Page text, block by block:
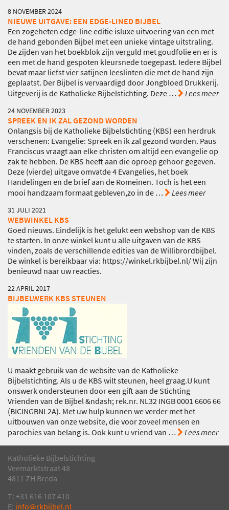
8 NOVEMBER 2024
NIEUWE UITGAVE: EEN EDGE-LINED BIJBEL
Een zogeheten edge-line editie isluxe uitvoering van een met
de hand gebonden Bijbel met een unieke vintage uitstraling.
De zijden van het boekblok zijn verguld met goudfolie en er is
een met de hand gespoten kleursnede toegepast. Iedere Bijbel
bevat maar liefst vier satijnen leeslinten die met de hand zijn
geplaatst. Der Bijbel is vervaardigd door Jongbloed Drukkerij.
Uitgeverij is de Katholieke Bijbelstichting. Deze… Lees meer
24 NOVEMBER 2023
SPREEK EN IK ZAL GEZOND WORDEN
Onlangsis bij de Katholieke Bijbelstichting (KBS) een herdruk
verschenen: Evangelie: Spreek en ik zal gezond worden. Paus
Franciscus vraagt aan elke christen om altijd een evangelie op
zak te hebben. De KBS heeft aan die oproep gehoor gegeven.
Deze (vierde) uitgave omvatde 4 Evangelies, het boek
Handelingen en de brief aan de Romeinen. Toch is het een
mooi handzaam formaat gebleven,zo in de… Lees meer
31 JULI 2021
WEBWINKEL KBS
Goed nieuws. Eindelijk is het gelukt een webshop van de KBS
te starten. In onze winkel kunt u alle uitgaven van de KBS
vinden, zoals de verschillende edities van de Willibrordbijbel.
De winkel is bereikbaar via: https://winkel.rkbijbel.nl/ Wij zijn
benieuwd naar uw reacties.
22 APRIL 2017
BIJBELWERK KBS STEUNEN
U maakt gebruik van de website van de Katholieke
Bijbelstichting. Als u de KBS wilt steunen, heel graag.U kunt
onswerk ondersteunen door een gift aan de Stichting
Vrienden van de Bijbel &ndash; rek.nr. NL32 INGB 0001 6606 66
(BICINGBNL2A). Met uw hulp kunnen we verder met het
uitbouwen van onze website, die voor zoveel mensen en
parochies van belang is. Ook kunt u vriend van … Lees meer
Katholieke Bijbelstichting
Veemarktstraat 48
4811 ZH Breda
T: +31 616 107 410
E: info@rkbijbel.nl